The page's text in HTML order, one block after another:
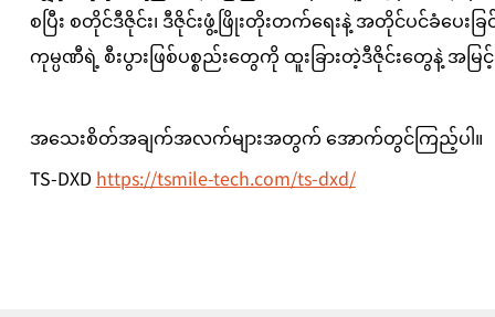
စပြီး စတိုင်ဒီဇိုင်း၊ ဒီဇိုင်းဖွံ့ဖြိုးတိုးတက်ရေးနဲ့ အတိုင်ပင်ခံပ
ကုမ္ပဏီရဲ့ စီးပွားဖြစ်ပစ္စည်းတွေကို ထူးခြားတဲ့ဒီဇိုင်းတွေနဲ့
အသေးစိတ်အချက်အလက်များအတွက် အောက်တွင်ကြည့်ပါ။
TS-DXD https://tsmile-tech.com/ts-dxd/